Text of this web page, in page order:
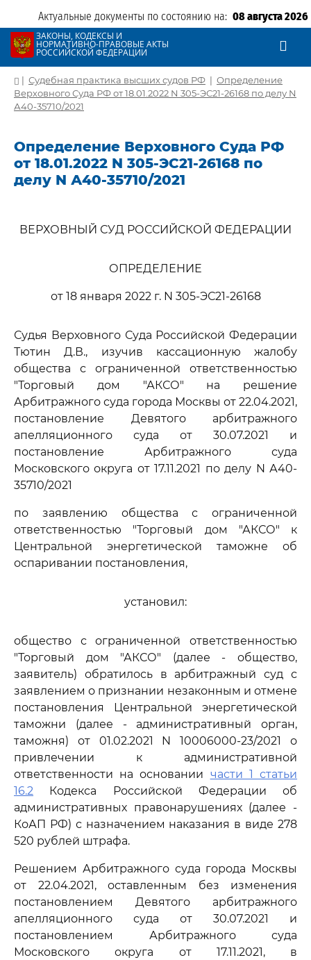
Актуальные документы по состоянию на: 08 августа 2026
ЗАКОНЫ, КОДЕКСЫ И
НОРМАТИВНО-ПРАВОВЫЕ АКТЫ
РОССИЙСКОЙ ФЕДЕРАЦИИ
| Судебная практика высших судов РФ | Определение
Верховного Суда РФ от 18.01.2022 N 305-ЭС21-26168 по делу N
А40-35710/2021
Определение Верховного Суда РФ
от 18.01.2022 N 305-ЭС21-26168 по
делу N А40-35710/2021
ВЕРХОВНЫЙ СУД РОССИЙСКОЙ ФЕДЕРАЦИИ
ОПРЕДЕЛЕНИЕ
от 18 января 2022 г. N 305-ЭС21-26168
Судья Верховного Суда Российской Федерации
Тютин Д.В., изучив кассационную жалобу
общества с ограниченной ответственностью
"Торговый дом "АКСО" на решение
Арбитражного суда города Москвы от 22.04.2021,
постановление Девятого арбитражного
апелляционного суда от 30.07.2021 и
постановление Арбитражного суда
Московского округа от 17.11.2021 по делу N А40-
35710/2021
по заявлению общества с ограниченной
ответственностью "Торговый дом "АКСО" к
Центральной энергетической таможне об
оспаривании постановления,
установил:
общество с ограниченной ответственностью
"Торговый дом "АКСО" (далее - общество,
заявитель) обратилось в арбитражный суд с
заявлением о признании незаконным и отмене
постановления Центральной энергетической
таможни (далее - административный орган,
таможня) от 01.02.2021 N 10006000-23/2021 о
привлечении к административной
ответственности на основании части 1 статьи
16.2 Кодекса Российской Федерации об
административных правонарушениях (далее -
КоАП РФ) с назначением наказания в виде 278
520 рублей штрафа.
Решением Арбитражного суда города Москвы
от 22.04.2021, оставленным без изменения
постановлением Девятого арбитражного
апелляционного суда от 30.07.2021 и
постановлением Арбитражного суда
Московского округа от 17.11.2021, в